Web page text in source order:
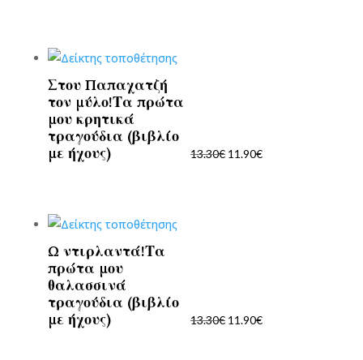
Στου Παπαχατζή
τον μύλο!Τα πρώτα
μου κρητικά
τραγούδια (βιβλίο
με ήχους)
13.30€ 13.30€.
11.90€είναι:
Ω ντιρλαντά!Τα
πρώτα μου
θαλασσινά
τραγούδια (βιβλίο
με ήχους)
13.30€ 13.30€.
11.90€είναι: